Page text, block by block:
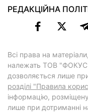
РЕДАКЦІЙНА
Всі права на
належать ТОВ "ФОКУС
дозволяється лише
розділі "Правила
інформацію,
лише при дотриманні